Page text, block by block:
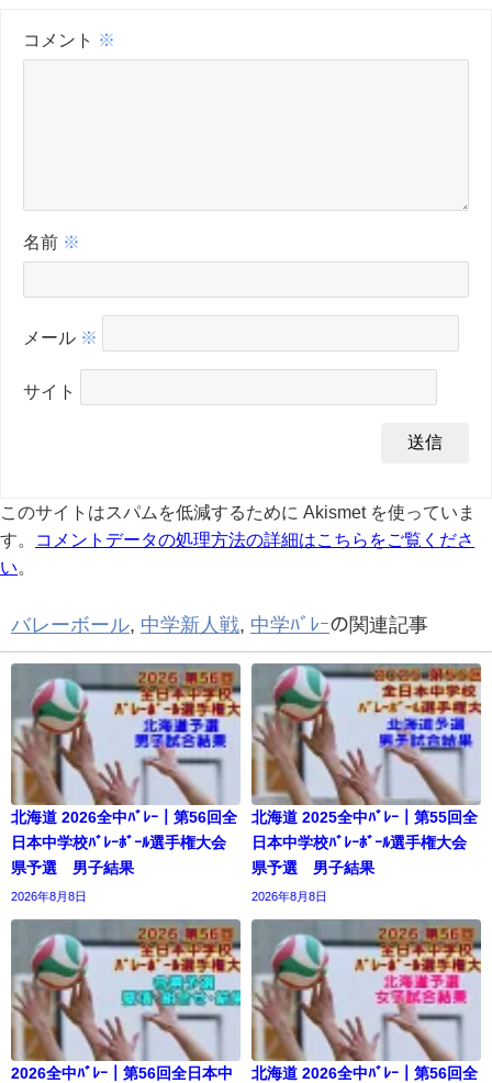
コメント ※
名前 ※
メール ※
サイト
このサイトはスパムを低減するために Akismet を使っていま
す。
コメントデータの処理方法の詳細はこちらをご覧くださ
い
バレーボール, 中学新人戦, 中学ﾊﾞﾚｰの関連記事
北海道 2026全中ﾊﾞﾚｰ｜第56回全
日本中学校ﾊﾞﾚｰﾎﾞｰﾙ選手権大会
県予選 男子結果
2026年8月8日
北海道 2025全中ﾊﾞﾚｰ｜第55回全
日本中学校ﾊﾞﾚｰﾎﾞｰﾙ選手権大会
県予選 男子結果
2026年8月8日
2026全中ﾊﾞﾚｰ｜第56回全日本中
北海道 2026全中ﾊﾞﾚｰ｜第56回全